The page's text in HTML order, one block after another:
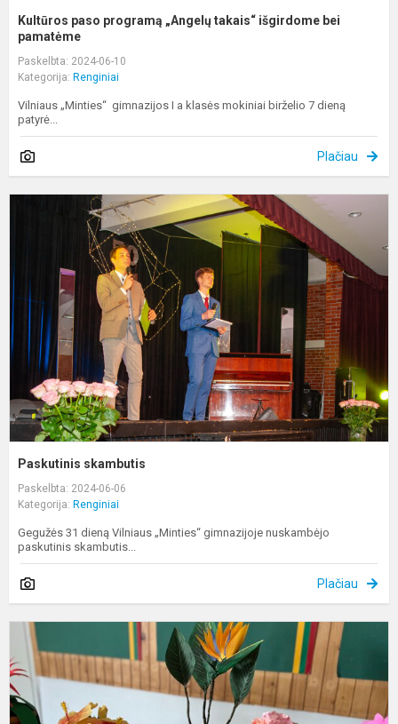
Kultūros paso programą „Angelų takais“ išgirdome bei
pamatėme
Paskelbta: 2024-06-10
Kategorija: Renginiai
Vilniaus „Minties“ gimnazijos I a klasės mokiniai birželio 7 dieną
patyrė...
Plačiau
Paskutinis skambutis
Paskelbta: 2024-06-06
Kategorija: Renginiai
Gegužės 31 dieną Vilniaus „Minties“ gimnazijoje nuskambėjo
paskutinis skambutis...
Plačiau